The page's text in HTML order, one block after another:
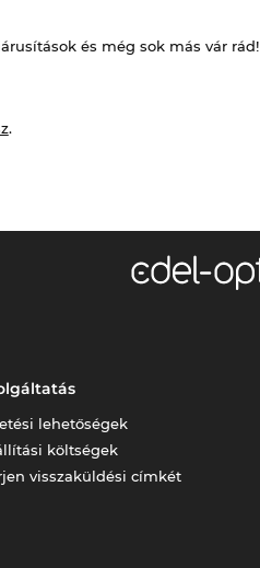
és még sok más vár rád!
.
lehetőségek
költségek
visszaküldési címkét